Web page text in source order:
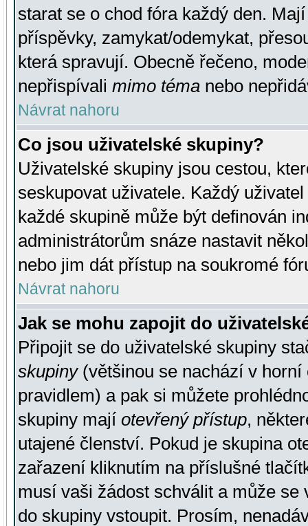
starat se o chod fóra každý den.
příspěvky, zamykat/odemykat,
která spravují. Obecně řečeno,
nepřispívali mimo téma nebo
Návrat nahoru
Co jsou uživatelské skupiny?
Uživatelské skupiny jsou cestou,
seskupovat uživatele. Každý
každé skupině může být definován
administrátorům snáze nastavit
nebo jim dát přístup na soukromé
Návrat nahoru
Jak se mohu zapojit do
Připojit se do uživatelské skupiny
skupiny(většinou se nachází v horní
pravidlem) a pak si můžete
skupiny mají otevřený přístup,
utajené členství. Pokud je skupina
zařazení kliknutím na příslušné
musí vaši žádost schválit a může se
do skupiny vstoupit. Prosím,